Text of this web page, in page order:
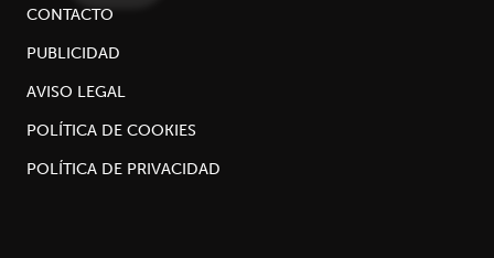
CONTACTO
PUBLICIDAD
AVISO LEGAL
POLÍTICA DE COOKIES
POLÍTICA DE PRIVACIDAD